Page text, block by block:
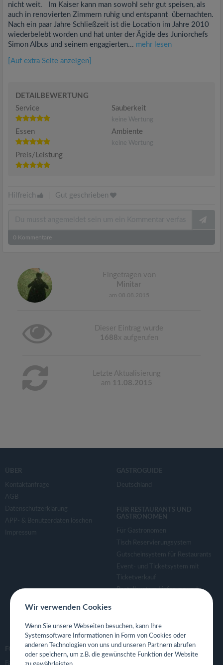
nicht weit. Im Kaiser kann man sowohl sehr gut speisen, als
auch in renovierten Zimmern ruhig und entspannt übernachten.
Nach ein paar Jahre Schließzeit ist die Location im Jahre 2010
wiederbelebt worden und hat unter der Ägide des Juniorchefs
Simon Albus und seinem engagierten... mehr lesen
[Auf extra Seite anzeigen]
DETAILBEWERTUNG
Service
Sauberkeit
keine Wertung
Essen Ambiente
keine Wertung
Preis/Leistung
Hilfreich Gut geschrieben
0 Kommentare
Eingetragen von
Minitar
am 08.08.2015
Dieser Eintrag wurde
1688x aufgerufen
Letzte Aktualisierung
am 11.08.2015
ÜBER
Kontaktanfrage
AGB
Datenschutzerklärung
APP- & Benutzerdaten löschen
Impressum
GASTROGUIDE
Deutschland
FÜR RESTAURANTS UND
GASTRONOMEN
Für Gastronomen
Tisch Reservierungsystem
Gutscheinsystem für Restaurants
Event- und Ticketsystem mit
Ticketverkauf
Bestellsystem Lieferung und
Eigene App für Restaurant
FOLGE UNS
Facebook
Wir verwenden Cookies
Wenn Sie unsere Webseiten besuchen, kann Ihre
Systemsoftware Informationen in Form von Cookies oder
anderen Technologien von uns und unseren Partnern abrufen
oder speichern, um z.B. die gewünschte Funktion der Website